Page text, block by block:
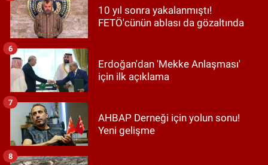
10 yıl sonra yakalanmıştı!
FETÖ'cünün ablası da gözaltında
Erdoğan'dan 'Mekke Anlaşması'
için ilk açıklama
6
AHBAP Derneği için yolun sonu!
Yeni gelişme
7
8